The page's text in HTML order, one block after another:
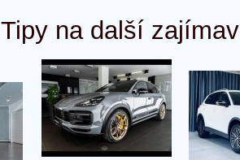
Tipy na další